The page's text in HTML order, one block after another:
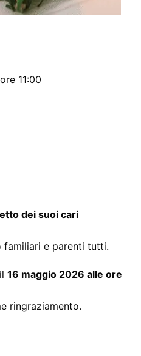
11:00
dei suoi cari
familiari e parenti tutti.
16 maggio 2026 alle ore
ringraziamento.